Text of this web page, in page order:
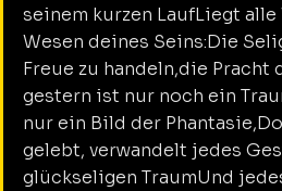
seinem kurzen LaufLiegt
Wesen deines Seins:Die
Freue zu handeln,die Pracht
gestern ist nur noch ein
nur ein Bild der
gelebt, verwandelt jedes
glückseligen TraumUnd